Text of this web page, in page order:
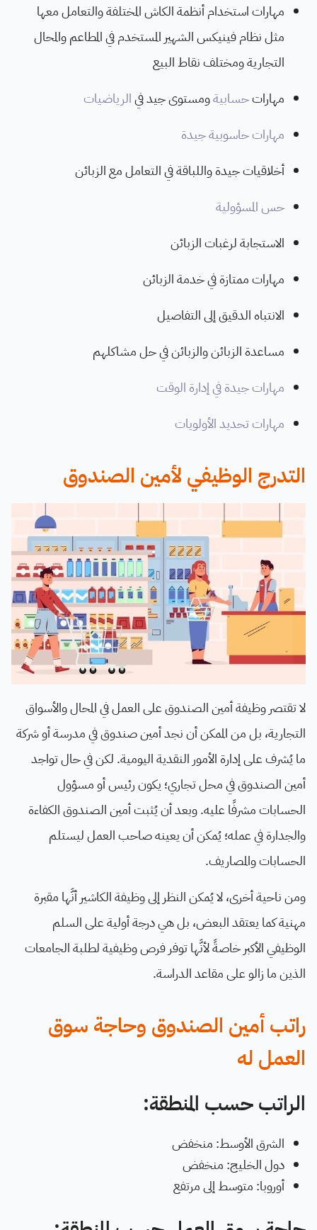
مهارات استخدام أنظمة الكاش المختلفة والتعامل معها
مثل نظام فينيكس الشهير المستخدم في المطاعم والمحال
التجارية ومختلف نقاط البيع
مهاراتحسابيةومستوى جيد فيالرياضيات
مهارات حاسوبية جيدة
أخلاقيات جيدة واللباقة في التعامل مع الزبائن
حس المسؤولية
الاستجابة لرغبات الزبائن
مهارات ممتازة في خدمة الزبائن
الانتباه الدقيق إلى التفاصيل
مساعدة الزبائن والزبائن في حل مشاكلهم
مهارات جيدة في إدارة الوقت
مهارات تحديد الأولويات
التدرج الوظيفي لأمين الصندوق
لا تقتصر وظيفة أمين الصندوق على العمل في المحال والأسواق
التجارية، بل من الممكن أن نجد أمين صندوق في مدرسة أو شركة
ما يُشرف على إدارة الأمور النقدية اليومية. لكن في حال تواجد
أمين الصندوق في محل تجاري؛ يكون رئيس أو مسؤول
الحسابات مشرفًا عليه. وبعد أن يُثبت أمين الصندوق الكفاءة
والجدارة في عمله؛ يُمكن أن يعينه صاحب العمل ليستلم
الحسابات والمصاريف.
ومن ناحية أخرى، لا يُمكن النظر إلى وظيفة الكاشير أنَّها مقبرة
مهنية كما يعتقد البعض، بل هي درجة أولية على السلم
الوظيفي الأكبر خاصةً لأنَّها توفر فرص وظيفية لطلبة الجامعات
الذين ما زالو على مقاعد الدراسة.
راتب أمين الصندوق وحاجة سوق
العمل له
الراتب حسب المنطقة:
الشرق الأوسط: منخفض
دول الخليج: منخفض
أوروبا: متوسط إلى مرتفع